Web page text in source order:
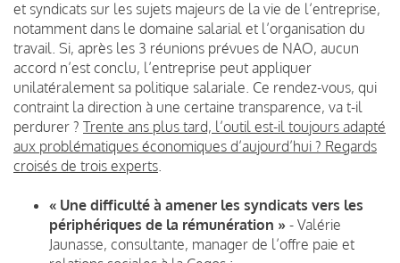
et syndicats sur les sujets majeurs de la vie de l’entreprise,
notamment dans le domaine salarial et l’organisation du
travail. Si, après les 3 réunions prévues de NAO, aucun
accord n’est conclu, l’entreprise peut appliquer
unilatéralement sa politique salariale. Ce rendez-vous, qui
contraint la direction à une certaine transparence, va t-il
perdurer ? Trente ans plus tard, l’outil est-il toujours adapté
aux problématiques économiques d’aujourd’hui ? Regards
croisés de trois experts
« Une difficulté à amener les syndicats vers les
périphériques de la rémunération » - Valérie
Jaunasse, consultante, manager de l’offre paie et